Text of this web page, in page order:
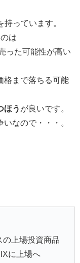
っています。
は
った可能性が高い
格まで落ちる可能
ほう が良いです。
なので・・・。
の上場投資商品
に上場へ